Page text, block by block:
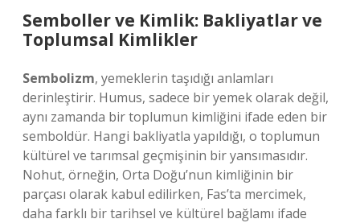
Semboller ve Kimlik: Bakliyatlar ve
Toplumsal Kimlikler
Sembolizm, yemeklerin taşıdığı anlamları
derinleştirir. Humus, sadece bir yemek olarak değil,
aynı zamanda bir toplumun kimliğini ifade eden bir
semboldür. Hangi bakliyatla yapıldığı, o toplumun
kültürel ve tarımsal geçmişinin bir yansımasıdır.
Nohut, örneğin, Orta Doğu’nun kimliğinin bir
parçası olarak kabul edilirken, Fas’ta mercimek,
daha farklı bir tarihsel ve kültürel bağlamı ifade